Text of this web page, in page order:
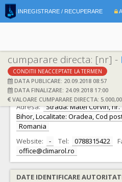
INREGISTRARE / RECUPERARE
cumparare directa: [nr] -
CONDITII NEACCEPTATE LA TERMEN
DATA PUBLICARE: 20.09.2018 08:57
DATA FINALIZARE: 24.09.2018 17:00
VALOARE CUMPARARE DIRECTA:
DATE IDENTIFICARE OFERTANT
Ofertant: S.C. CLIMAROL PREST
Adresa:
Strada: Matei Corvin, nr.
Bihor, Localitate: Oradea, Cod
Romania
Website:
- Tel: 0788315422
office@climarol.ro
DATE IDENTIFICARE